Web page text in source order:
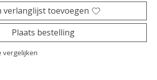
verlanglijst toevoegen
Plaats bestelling
vergelijken